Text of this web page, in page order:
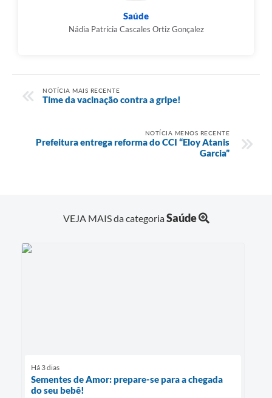
Saúde
Nádia Patrícia Cascales Ortiz Gonçalez
NOTÍCIA MAIS RECENTE
Time da vacinação contra a gripe!
NOTÍCIA MENOS RECENTE
Prefeitura entrega reforma do CCI “Eloy Atanis
Garcia”
VEJA MAIS da categoriaSaúde
Há 3 dias
Sementes de Amor: prepare-se para a chegada
do seu bebê!